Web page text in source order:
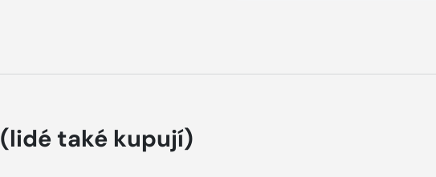
(lidé také kupují)